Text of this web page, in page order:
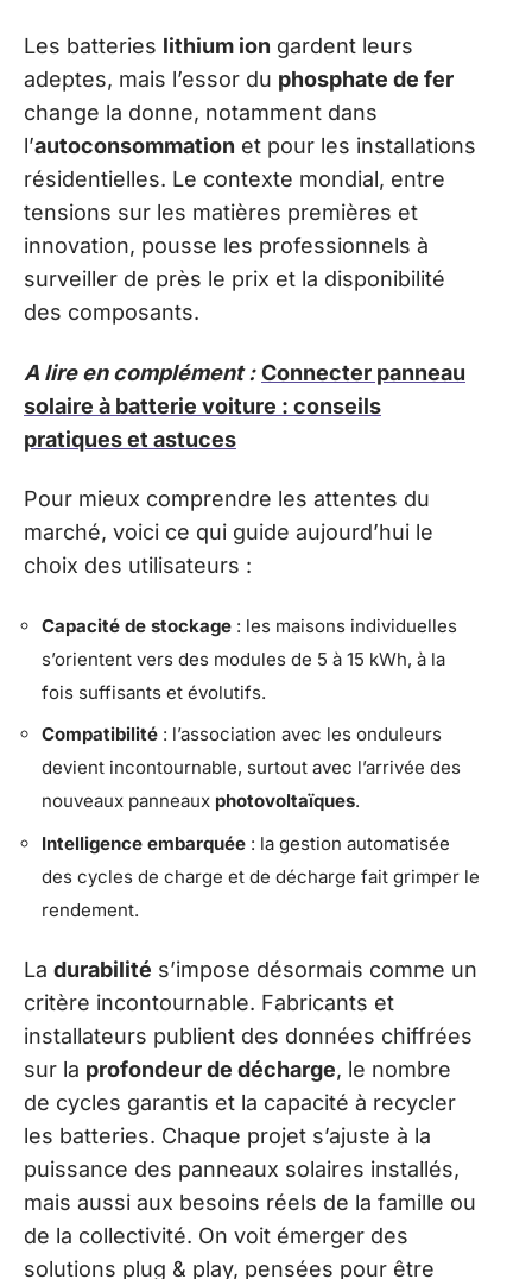
Les batteries lithium ion gardent leurs
adeptes, mais l’essor du phosphate de fer
change la donne, notamment dans
l’autoconsommation et pour les installations
résidentielles. Le contexte mondial, entre
tensions sur les matières premières et
innovation, pousse les professionnels à
surveiller de près le prix et la disponibilité
des composants.
A lire en complément : Connecter panneau
solaire à batterie voiture : conseils
pratiques et astuces
Pour mieux comprendre les attentes du
marché, voici ce qui guide aujourd’hui le
choix des utilisateurs :
Capacité de stockage : les maisons individuelles
s’orientent vers des modules de 5 à 15 kWh, à la
fois suffisants et évolutifs.
Compatibilité : l’association avec les onduleurs
devient incontournable, surtout avec l’arrivée des
nouveaux panneaux photovoltaïques.
Intelligence embarquée : la gestion automatisée
des cycles de charge et de décharge fait grimper le
rendement.
La durabilité s’impose désormais comme un
critère incontournable. Fabricants et
installateurs publient des données chiffrées
sur la profondeur de décharge, le nombre
de cycles garantis et la capacité à recycler
les batteries. Chaque projet s’ajuste à la
puissance des panneaux solaires installés,
mais aussi aux besoins réels de la famille ou
de la collectivité. On voit émerger des
solutions plug & play, pensées pour être